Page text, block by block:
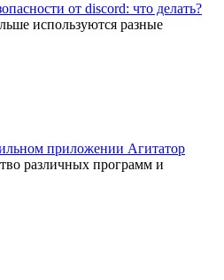
от discord: что делать?
используются разные
приложении Агитатор
различных программ и